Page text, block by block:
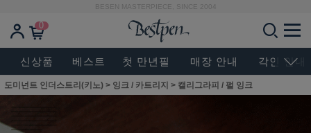
BESEN MASTERPIECE, SINCE 2004
0
신상품 베스트 첫 만년필 매장 안내 각인 안내
도미넌트 인더스트리(키노) > 잉크 / 카트리지 > 캘리그라피 / 펄 잉크